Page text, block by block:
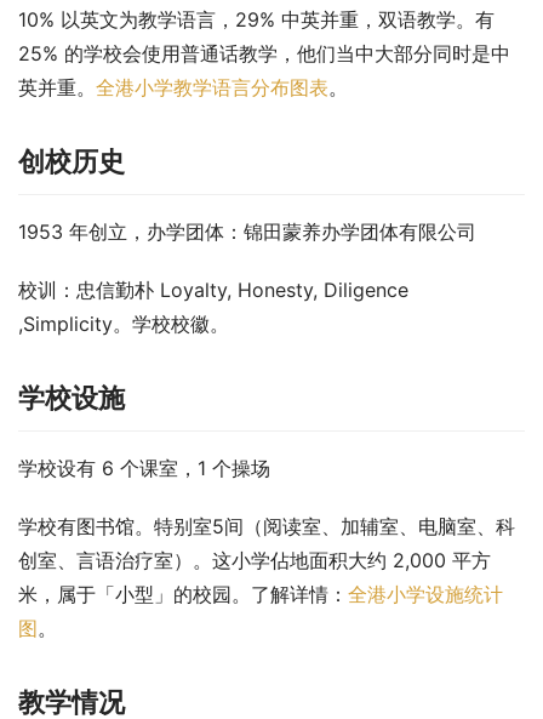
10% 以英文为教学语言，29% 中英并重，双语教学。有
25% 的学校会使用普通话教学，他们当中大部分同时是中
英并重。 全港小学教学语言分布图表。
创校历史
1953 年创立，办学团体：锦田蒙养办学团体有限公司
校训：忠信勤朴 Loyalty, Honesty, Diligence
,Simplicity。学校校徽。
学校设施
学校设有 6 个课室，1 个操场
学校有图书馆。特别室5间（阅读室、加辅室、电脑室、科
创室、言语治疗室）。这小学佔地面积大约 2,000 平方
米，属于「小型」的校园。了解详情： 全港小学设施统计
图。
教学情况